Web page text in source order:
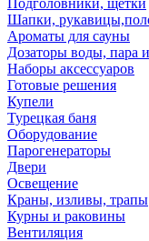
Подголовники, щетки
Шапки,
Ароматы для сауны
Дозаторы воды, пара
Наборы аксессуаров
Готовые решения
Купели
Турецкая баня
Оборудование
Парогенераторы
Двери
Освещение
Краны, изливы, трапы
Курны и раковины
Вентиляция